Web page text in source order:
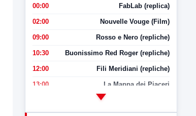
00:00 FabLab (replica)
02:00 Nouvelle Vouge (Film)
09:00 Rosso e Nero (repliche)
10:30 Buonissimo Red Roger (repliche)
12:00 Fili Meridiani (repliche)
13:00 La Mappa dei Piaceri